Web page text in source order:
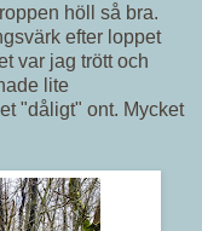
höll så bra.
efter loppet
var jag trött och
lite
"dåligt" ont. Mycket